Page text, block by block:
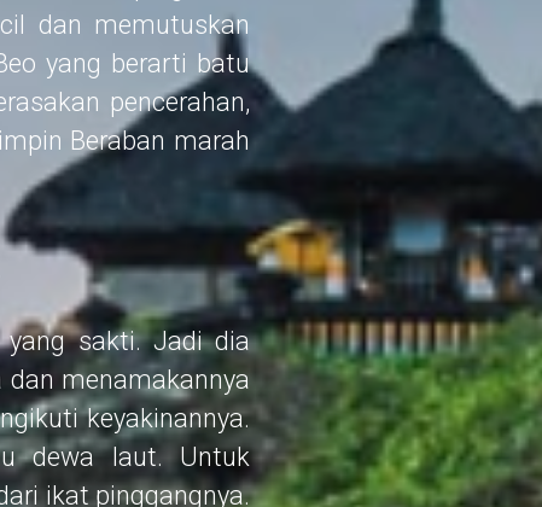
dan memutuskan
yang berarti batu
pencerahan,
Beraban marah
yang sakti. Jadi dia
menamakannya
keyakinannya.
dewa laut. Untuk
ikat pinggangnya.